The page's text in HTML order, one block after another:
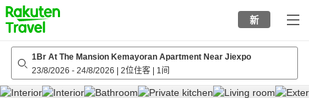
to
top
page
新
1Br At The Mansion Kemayoran Apartment Near Jiexpo
23/8/2026 - 24/8/2026 2位住客 1间